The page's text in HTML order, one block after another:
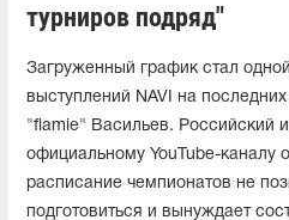
турниров подряд"
Загруженный график стал
выступлений NAVI на последних
"flamie" Васильев. Российский
официальному YouTube-каналу
расписание чемпионатов не
подготовиться и вынуждает